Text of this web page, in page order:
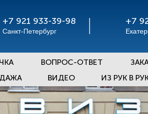
+7 921 933-39-98
Санкт-Петербург
+7
ВОПРОС-ОТВЕТ
ВИДЕО ИЗ РУК В